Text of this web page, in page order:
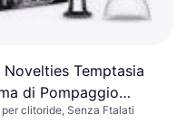
Novelties Temptasia
di Pompaggio
Intense Pussy Pump
per clitoride, Senza Ftalati